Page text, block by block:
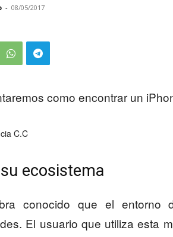
- 08/05/2017
como encontrar un
C.C
ecosistema
conocido que el entorno
El usuario que utiliza esta